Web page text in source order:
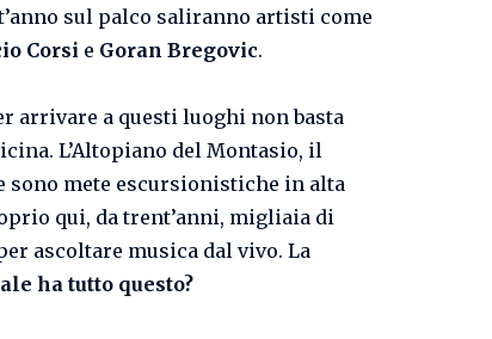
sul palco saliranno artisti come
Corsi e Goran Bregovic.
arrivare a questi luoghi non basta
L’Altopiano del Montasio, il
sono mete escursionistiche in alta
qui, da trent’anni, migliaia di
ascoltare musica dal vivo. La
ha tutto questo?